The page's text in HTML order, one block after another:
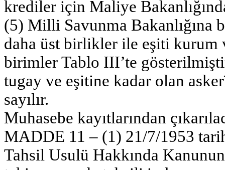
krediler için Maliye
(5) Milli Savunma Bakanlığına
daha üst birlikler ile eşiti kurum
birimler Tablo III’te
tugay ve eşitine kadar olan
sayılır.
Muhasebe kayıtlarından
MADDE 11 – (1) 21/7/1953
Tahsil Usulü Hakkında